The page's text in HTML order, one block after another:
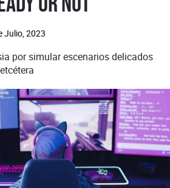
Julio, 2023
por simular escenarios delicados